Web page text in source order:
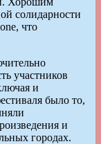
солидарности
что
участников
и
было то,
и
городах.